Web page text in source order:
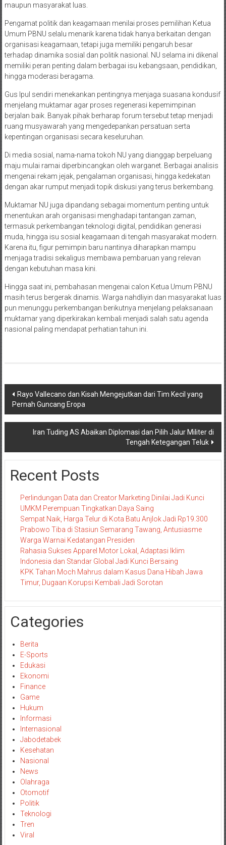
maupun masyarakat luas.
Pengamat politik dan keagamaan menilai proses pemilihan Ketua
Umum PBNU selalu menarik karena tidak hanya berkaitan dengan
organisasi keagamaan, tetapi juga memiliki pengaruh besar
terhadap dinamika sosial dan politik nasional. NU selama ini dikenal
memiliki peran penting dalam berbagai isu kebangsaan, pendidikan,
hingga moderasi beragama.
Gus Ipul sendiri menekankan pentingnya menjaga suasana kondusif
menjelang muktamar agar proses regenerasi kepemimpinan
berjalan baik. Banyak pihak berharap forum tersebut tetap menjadi
ruang musyawarah yang mengedepankan persatuan serta
kepentingan organisasi secara keseluruhan.
Di media sosial, nama-nama tokoh NU yang dianggap berpeluang
maju mulai ramai diperbincangkan oleh warganet. Berbagai analisis
mengenai rekam jejak, pengalaman organisasi, hingga kedekatan
dengan akar rumput menjadi topik diskusi yang terus berkembang.
Muktamar NU juga dipandang sebagai momentum penting untuk
menentukan arah organisasi menghadapi tantangan zaman,
termasuk perkembangan teknologi digital, pendidikan generasi
muda, hingga isu sosial keagamaan di tengah masyarakat modern.
Karena itu, figur pemimpin baru nantinya diharapkan mampu
menjaga tradisi sekaligus membawa pembaruan yang relevan
dengan kebutuhan masa kini.
Hingga saat ini, pembahasan mengenai calon Ketua Umum PBNU
masih terus bergerak dinamis. Warga nahdliyin dan masyarakat luas
pun menunggu perkembangan berikutnya menjelang pelaksanaan
muktamar yang diperkirakan kembali menjadi salah satu agenda
nasional paling mendapat perhatian tahun ini.
Navigasi
pos
Rayo Vallecano dan Kisah Mengejutkan dari Tim Kecil yang
Pernah Guncang Eropa
Iran Tuding AS Abaikan Diplomasi dan Pilih Jalur Militer di
Tengah Ketegangan Teluk
Recent Posts
Perlindungan Data dan Creator Marketing Dinilai Jadi Kunci
UMKM Perempuan Tingkatkan Daya Saing
Sempat Naik, Harga Telur di Kota Batu Anjlok Jadi Rp19.300
Prabowo Tiba di Stasiun Semarang Tawang, Antusiasme
Warga Warnai Kedatangan Presiden
Rahasia Sukses Apparel Motor Lokal, Adaptasi Iklim
Indonesia dan Standar Global Jadi Kunci Bersaing
KPK Tahan Moch Mahrus dalam Kasus Dana Hibah Jawa
Timur, Dugaan Korupsi Kembali Jadi Sorotan
Categories
Berita
E-Sports
Edukasi
Ekonomi
Finance
Game
Hukum
Informasi
Internasional
Jabodetabek
Kesehatan
Nasional
News
Olahraga
Otomotif
Politik
Teknologi
Tren
Viral